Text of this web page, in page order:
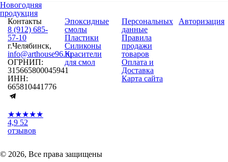
Новогодняя
продукция
Контакты
8 (912) 685-
57-10
г.Челябинск,
info@arthouse96.ru
ОГРНИП:
315665800045941
ИНН:
665810441776
★★★★★
4,9 52
отзывов
Эпоксидные
смолы
Пластики
Силиконы
Красители
для смол
Персональных
данные
Правила
продажи
товаров
Оплата и
Доставка
Карта сайта
Авторизация
© 2026, Все права защищены